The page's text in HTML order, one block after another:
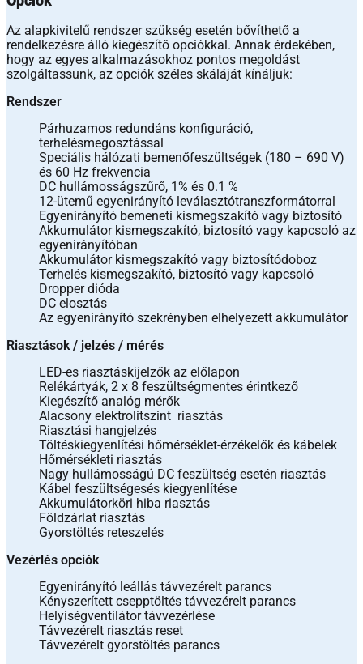
Az alapkivitelű rendszer szükség esetén bővíthető a
rendelkezésre álló kiegészítő opciókkal. Annak érdekében,
hogy az egyes alkalmazásokhoz pontos megoldást
szolgáltassunk, az opciók széles skáláját kínáljuk:
Rendszer
Párhuzamos redundáns konfiguráció,
terhelésmegosztással
Speciális hálózati bemenőfeszültségek (180 – 690 V)
és 60 Hz frekvencia
DC hullámosságszűrő, 1% és 0.1 %
12-ütemű egyenirányító leválasztótranszformátorral
Egyenirányító bemeneti kismegszakító vagy biztosító
Akkumulátor kismegszakító, biztosító vagy kapcsoló az
egyenirányítóban
Akkumulátor kismegszakító vagy biztosítódoboz
Terhelés kismegszakító, biztosító vagy kapcsoló
Dropper dióda
DC elosztás
Az egyenirányító szekrényben elhelyezett akkumulátor
Riasztások / jelzés / mérés
LED-es riasztáskijelzők az előlapon
Relékártyák, 2 x 8 feszültségmentes érintkező
Kiegészítő analóg mérők
Alacsony elektrolitszint riasztás
Riasztási hangjelzés
Töltéskiegyenlítési hőmérséklet-érzékelők és kábelek
Hőmérsékleti riasztás
Nagy hullámosságú DC feszültség esetén riasztás
Kábel feszültségesés kiegyenlítése
Akkumulátorköri hiba riasztás
Földzárlat riasztás
Gyorstöltés reteszelés
Vezérlés opciók
Egyenirányító leállás távvezérelt parancs
Kényszerített csepptöltés távvezérelt parancs
Helyiségventilátor távvezérlése
Távvezérelt riasztás reset
Távvezérelt gyorstöltés parancs